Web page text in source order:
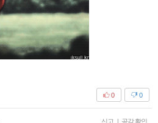
0
0
신고 | 공감 확인